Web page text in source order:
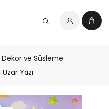
Dekor ve Süsleme
Yazı